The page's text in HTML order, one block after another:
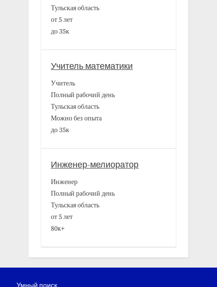
Тульская область
от 5 лет
до 35к
Учитель математики
Учитель
Полный рабочий день
Тульская область
Можно без опыта
до 35к
Инженер-мелиоратор
Инженер
Полный рабочий день
Тульская область
от 5 лет
80к+
Умный поиск